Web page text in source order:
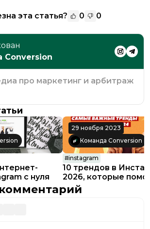
эта статья?
0
0
Conversion
про маркетинг и арбитраж
с нуля
29 ноября 2023
Команда Conversion
#instagram
10 трендов в
2026, которые
набрать и удержать
аудиторию